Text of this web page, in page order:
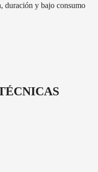
duración y bajo consumo